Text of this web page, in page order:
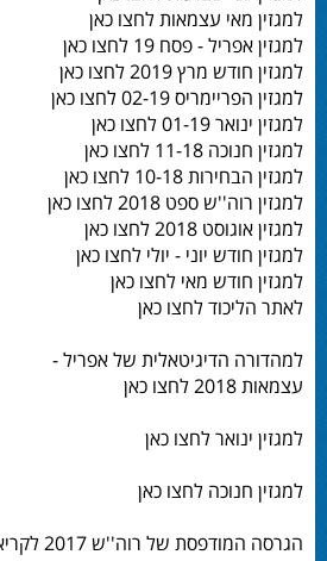
למגזין מאי עצמאות לחצו כאן
למגזין אפריל - פסח 19 לחצו כאן
למגזין חודש מרץ 2019 לחצו כאן
למגזין הפריימריס 02-19 לחצו כאן
למגזין ינואר 01-19 לחצו כאן
למגזין חנוכה 11-18 לחצו כאן
למגזין הבחירות 10-18 לחצו כאן
למגזין רוה''ש ספט 2018 לחצו כאן
למגזין אוגוסט 2018 לחצו כאן
למגזין חודש יוני - יולי לחצו כאן
למגזין חודש מאי לחצו כאן
לאתר הליכוד לחצו כאן
למהדורה הדיגיטאלית של אפריל -
עצמאות 2018 לחצו כאן
למגזין ינואר לחצו כאן
למגזין חנוכה לחצו כאן
הגרסה המודפסת של רוה''ש 2017 לקריאה לחצו כאן